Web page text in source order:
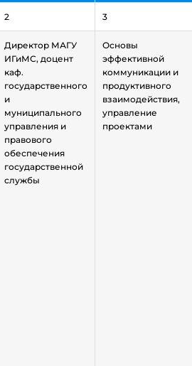
2 3
Директор МАГУ
ИГиМС, доцент
каф.
государственного
и
муниципального
управления и
правового
обеспечения
государственной
службы
Основы
эффективной
коммуникации и
продуктивного
взаимодействия,
управление
проектами